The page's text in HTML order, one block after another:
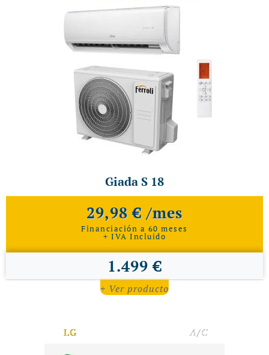
Giada S 18
29,98 € /mes
Financiación a 60 meses
+ IVA Incluido
1.499 €
+ Ver producto
LG A/C